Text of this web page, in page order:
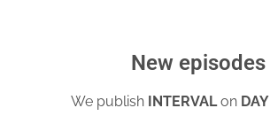
New episodes
We publish INTERVALon DAY